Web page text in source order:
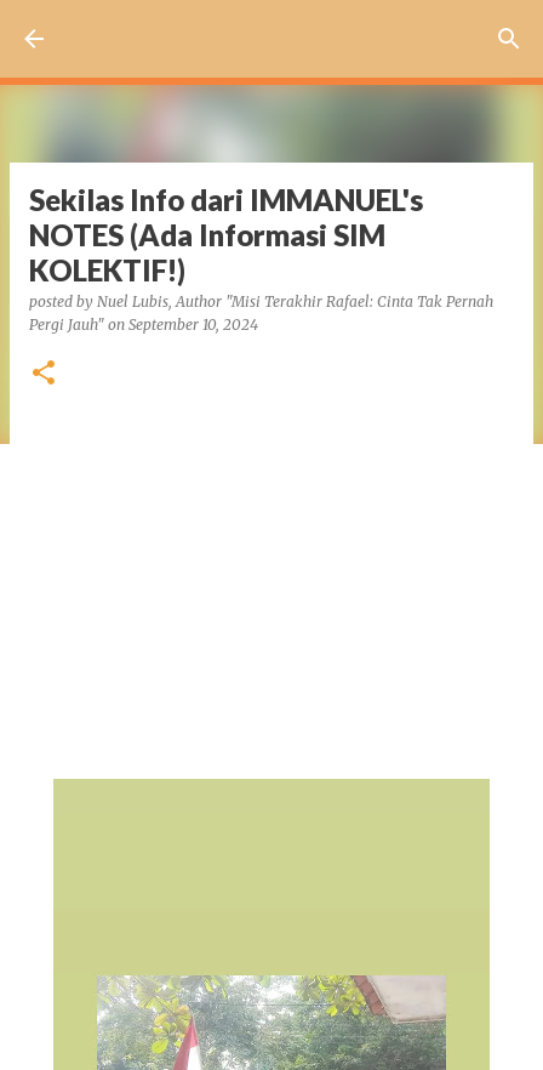
Sekilas Info dari IMMANUEL's
NOTES (Ada Informasi SIM
KOLEKTIF!)
posted by Nuel Lubis, Author "Misi Terakhir Rafael: Cinta Tak Pernah
Pergi Jauh" on September 10, 2024